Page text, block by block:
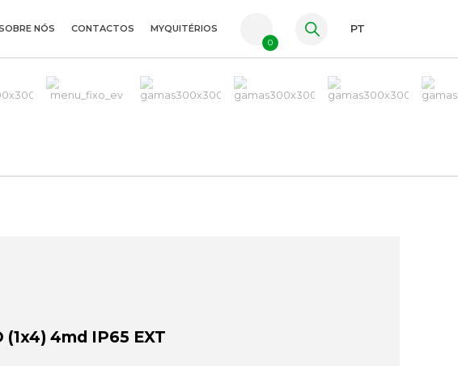
ES
NÓS CONTACTOS MYQUITÉRIOS
0
PT
(1x4) 4md IP65 EXT